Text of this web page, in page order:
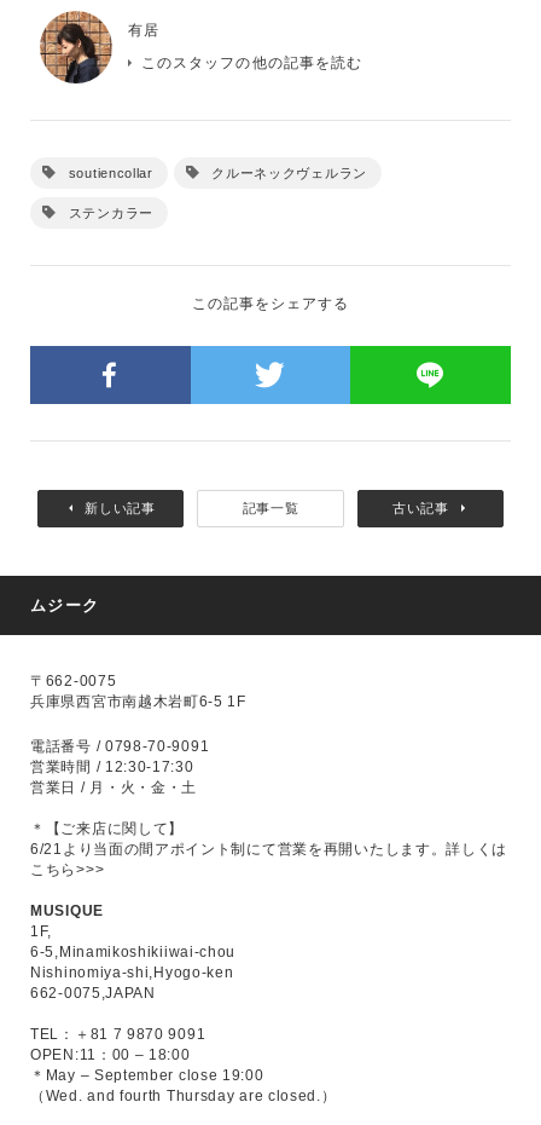
有居
このスタッフの他の記事を読む
soutiencollar クルーネックヴェルラン
ステンカラー
この記事をシェアする
新しい記事 記事一覧 古い記事
ムジーク
〒662-0075
兵庫県西宮市南越木岩町6-5 1F
電話番号 / 0798-70-9091
営業時間 / 12:30-17:30
営業日 / 月・火・金・土
＊【ご来店に関して】
6/21より当面の間アポイント制にて営業を再開いたします。詳しくは
こちら>>>
MUSIQUE
1F,
6-5,Minamikoshikiiwai-chou
Nishinomiya-shi,Hyogo-ken
662-0075,JAPAN
TEL：＋81 7 9870 9091
OPEN:11：00 – 18:00
＊May – September close 19:00
（Wed. and fourth Thursday are closed.）